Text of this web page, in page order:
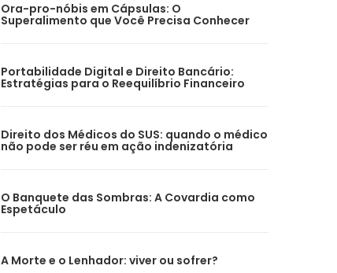
Ora-pro-nóbis em Cápsulas: O
Superalimento que Você Precisa Conhecer
Portabilidade Digital e Direito Bancário:
Estratégias para o Reequilíbrio Financeiro
Direito dos Médicos do SUS: quando o médico
não pode ser réu em ação indenizatória
O Banquete das Sombras: A Covardia como
Espetáculo
A Morte e o Lenhador: viver ou sofrer?